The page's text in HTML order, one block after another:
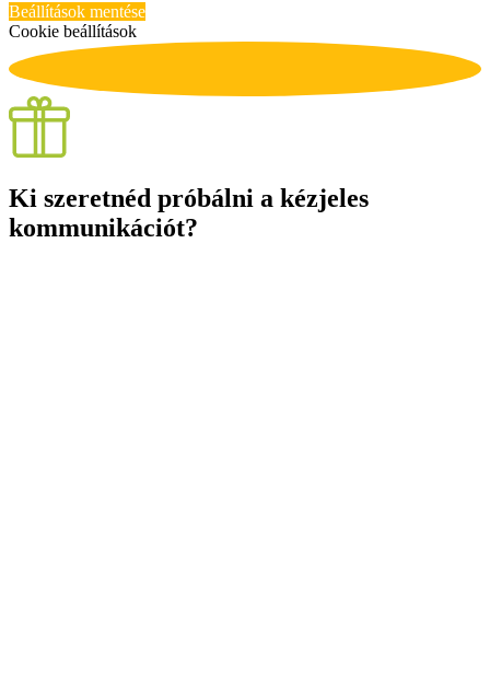
Beállítások mentése
Cookie beállítások
Ki szeretnéd próbálni a kézjeles
kommunikációt?